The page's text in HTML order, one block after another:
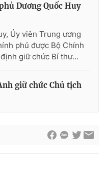
Dương Quốc Huy
Ủy viên Trung ương
phủ được Bộ Chính
giữ chức Bí thư...
giữ chức Chủ tịch